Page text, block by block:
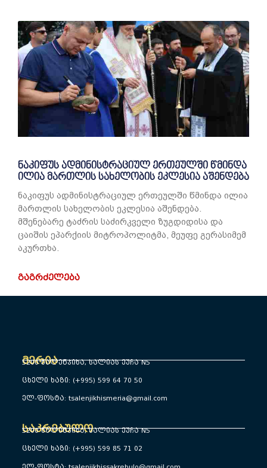
ნაკიფუს ადმინისტრაციულ ერთეულში წმინდა
ილია მართლის სახელობის ეკლესია აშენდება
ნაკიფუს ადმინისტრაციულ ერთეულში წმინდა ილია
მართლის სახელობის ეკლესია აშენდება. ​
მშენებარე ტაძრის საძირკველი ზუგდიდისა და
ცაიშის ეპარქიის მიტროპოლიტმა, მეუფე გერასიმემ
აკურთხა.
ᲒᲐᲒᲠᲫᲔᲚᲔᲑᲐ
მერია
5200 წალენჯიხა, სალიას ქუჩა N5
ცხელი ხაზი: (+995) 599 64 70 50
ელ-ფოსტა: tsalenjikhismeria@gmail.com
საკრებულო
5200 წალენჯიხა, სალიას ქუჩა N5
ცხელი ხაზი: (+995) 599 85 71 02